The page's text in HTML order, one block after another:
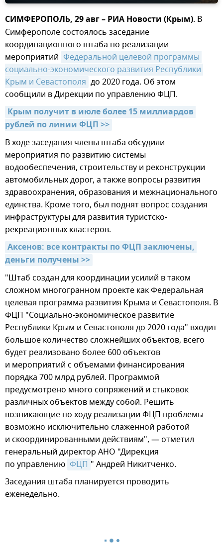
СИМФЕРОПОЛЬ, 29 авг – РИА Новости (Крым). В
Симферополе состоялось заседание
координационного штаба по реализации
мероприятий Федеральной целевой программы
социально-экономического развития Республики
Крым и Севастополя до 2020 года. Об этом
сообщили в Дирекции по управлению ФЦП.
Крым получит в июле более 15 миллиардов
рублей по линии ФЦП >>
В ходе заседания члены штаба обсудили
мероприятия по развитию системы
водообеспечения, строительству и реконструкции
автомобильных дорог, а также вопросы развития
здравоохранения, образования и межнационального
единства. Кроме того, был поднят вопрос создания
инфраструктуры для развития туристско-
рекреационных кластеров.
Аксенов: все контракты по ФЦП заключены,
деньги получены >>
"Штаб создан для координации усилий в таком
сложном многогранном проекте как Федеральная
целевая программа развития Крыма и Севастополя. В
ФЦП "Социально-экономическое развитие
Республики Крым и Севастополя до 2020 года" входит
большое количество сложнейших объектов, всего
будет реализовано более 600 объектов
и мероприятий с объемами финансирования
порядка 700 млрд рублей. Программой
предусмотрено много сопряжений и стыковок
различных объектов между собой. Решить
возникающие по ходу реализации ФЦП проблемы
возможно исключительно слаженной работой
и скоординированными действиям", — отметил
генеральный директор АНО "Дирекция
по управлению ФЦП " Андрей Никитченко.
Заседания штаба планируется проводить
еженедельно.